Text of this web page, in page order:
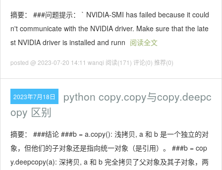
摘要： ###问题提示： ` NVIDIA-SMI has failed because it could
n't communicate with the NVIDIA driver. Make sure that the late
st NVIDIA driver is installed and runn 阅读全文
posted @ 2023-07-20 14:11 wanqi 阅读(171) 评论(0) 推荐(0)
2023年7月18日
python copy.copy与copy.deepc
opy 区别
摘要： ###结论 ###b = a.copy(): 浅拷贝, a 和 b 是一个独立的对
象，但他们的子对象还是指向统一对象（是引用）。 ###b = cop
y.deepcopy(a): 深拷贝, a 和 b 完全拷贝了父对象及其子对象，两